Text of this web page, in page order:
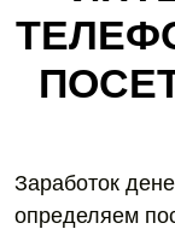
Заработок
определяем